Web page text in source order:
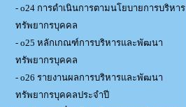
- o24 การดำเนินการตามนโยบายการบริหาร
ทรัพยากรบุคคล
- o25 หลักเกณฑ์การบริหารและพัฒนา
ทรัพยากรบุคคล
- o26 รายงานผลการบริหารและพัฒนา
ทรัพยากรบุคคลประจำปี